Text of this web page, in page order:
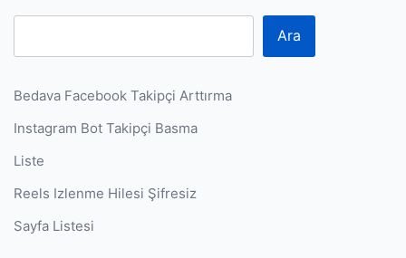
Ara
Bedava Facebook Takipçi Arttırma
Instagram Bot Takipçi Basma
Liste
Reels Izlenme Hilesi Şifresiz
Sayfa Listesi